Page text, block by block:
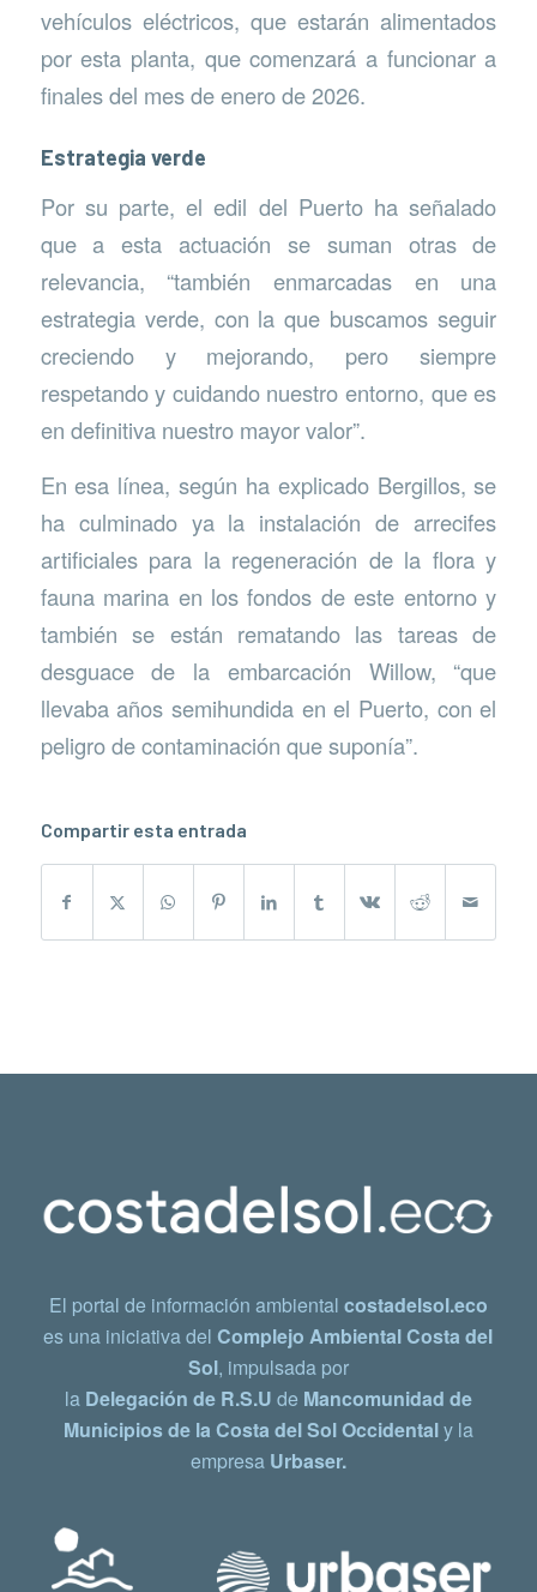
vehículos eléctricos, que estarán alimentados
por esta planta, que comenzará a funcionar a
finales del mes de enero de 2026.
Estrategia verde
Por su parte, el edil del Puerto ha señalado
que a esta actuación se suman otras de
relevancia, “también enmarcadas en una
estrategia verde, con la que buscamos seguir
creciendo y mejorando, pero siempre
respetando y cuidando nuestro entorno, que es
en definitiva nuestro mayor valor”.
En esa línea, según ha explicado Bergillos, se
ha culminado ya la instalación de arrecifes
artificiales para la regeneración de la flora y
fauna marina en los fondos de este entorno y
también se están rematando las tareas de
desguace de la embarcación Willow, “que
llevaba años semihundida en el Puerto, con el
peligro de contaminación que suponía”.
Compartir esta entrada
El portal de información ambiental costadelsol.eco
es una iniciativa delComplejo Ambiental Costa del
Sol, impulsada por
la Delegación de R.S.U de Mancomunidad de
Municipios de la Costa del Sol Occidentaly la
empresa Urbaser.